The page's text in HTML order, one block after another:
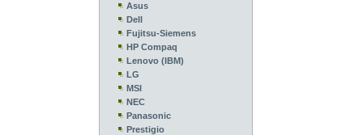
Asus
Dell
Fujitsu-Siemens
HP Compaq
Lenovo (IBM)
LG
MSI
NEC
Panasonic
Prestigio